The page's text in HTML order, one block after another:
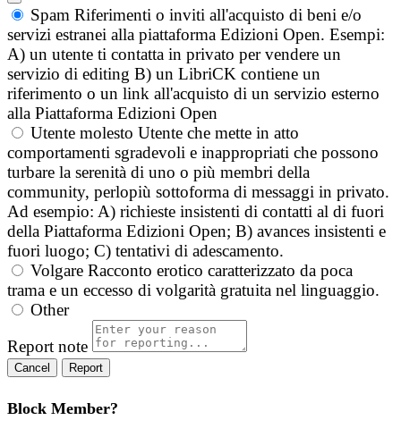
Spam Riferimenti o inviti all'acquisto di beni e/o
servizi estranei alla piattaforma Edizioni Open. Esempi:
A) un utente ti contatta in privato per vendere un
servizio di editing B) un LibriCK contiene un
riferimento o un link all'acquisto di un servizio esterno
alla Piattaforma Edizioni Open
Utente molesto Utente che mette in atto
comportamenti sgradevoli e inappropriati che possono
turbare la serenità di uno o più membri della
community, perlopiù sottoforma di messaggi in privato.
Ad esempio: A) richieste insistenti di contatti al di fuori
della Piattaforma Edizioni Open; B) avances insistenti e
fuori luogo; C) tentativi di adescamento.
Volgare Racconto erotico caratterizzato da poca
trama e un eccesso di volgarità gratuita nel linguaggio.
Other
Report note
Report
Block Member?